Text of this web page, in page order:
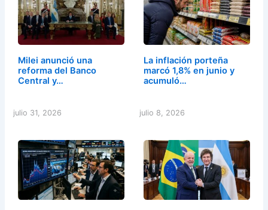
Milei anunció una
reforma del Banco
Central y…
julio 31, 2026
La inflación porteña
marcó 1,8% en junio y
acumuló…
julio 8, 2026